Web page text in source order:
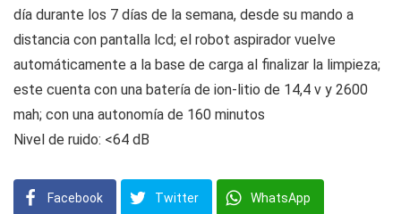
día durante los 7 días de la semana, desde su mando a
distancia con pantalla lcd; el robot aspirador vuelve
automáticamente a la base de carga al finalizar la limpieza;
este cuenta con una batería de ion-litio de 14,4 v y 2600
mah; con una autonomía de 160 minutos
Nivel de ruido: <64 dB
Facebook Twitter WhatsApp